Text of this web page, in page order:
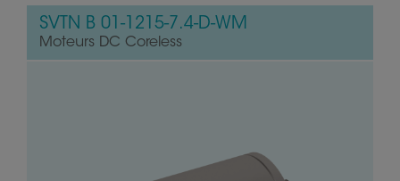
SVTN B 01-1215-7.4-D-WM
Moteurs DC Coreless